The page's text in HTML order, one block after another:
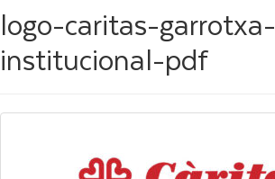
logo-caritas-garrotxa-
institucional-pdf